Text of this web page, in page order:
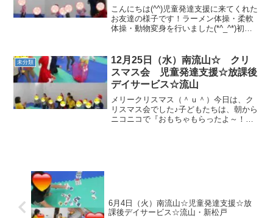
症・姿勢が悪い・体幹・粗大運
動・発語）
こんにちは(^^)児童発達支援に来てくれた
お友達の様子です！ラーメン体操・柔軟
体操・動物変身を行いました(*^_^*)初め
電車・クモ歩きペンギン坂登り・カメコ
ースター・...
未分類
12月25日（水）南流山☆ クリ
スマス会 児童発達支援☆放課後
デイサービス☆流山
メリークリスマス（＾ｕ＾）今日は、ク
リスマス会でした♪子どもたちは、朝から
ニコニコで『おもちゃもらったよ～！』
6月4日（火）南流山☆児童発達支援☆放
課後デイサービス☆流山・新松戸